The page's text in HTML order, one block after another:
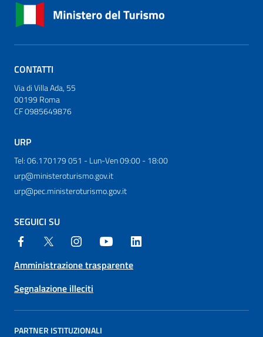
CONTATTI
Via di Villa Ada, 55
00199 Roma
CF 0985649876
URP
Tel: 06.170179 051 - Lun-Ven 09:00 - 18:00
urp@ministeroturismo.gov.it
urp@pec.ministeroturismo.gov.it
SEGUICI SU
Amministrazione trasparente
Segnalazione illeciti
PARTNER ISTITUZIONALI